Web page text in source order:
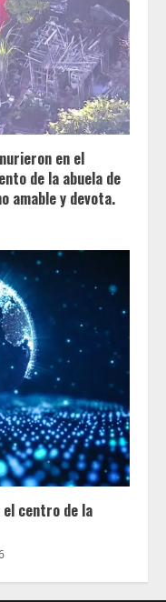
en el
de la abuela de
amable y devota.
centro de la